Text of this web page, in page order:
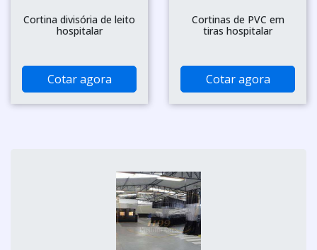
Cortina divisória de leito
hospitalar
Cotar agora
Cortinas de PVC em
tiras hospitalar
Cotar agora